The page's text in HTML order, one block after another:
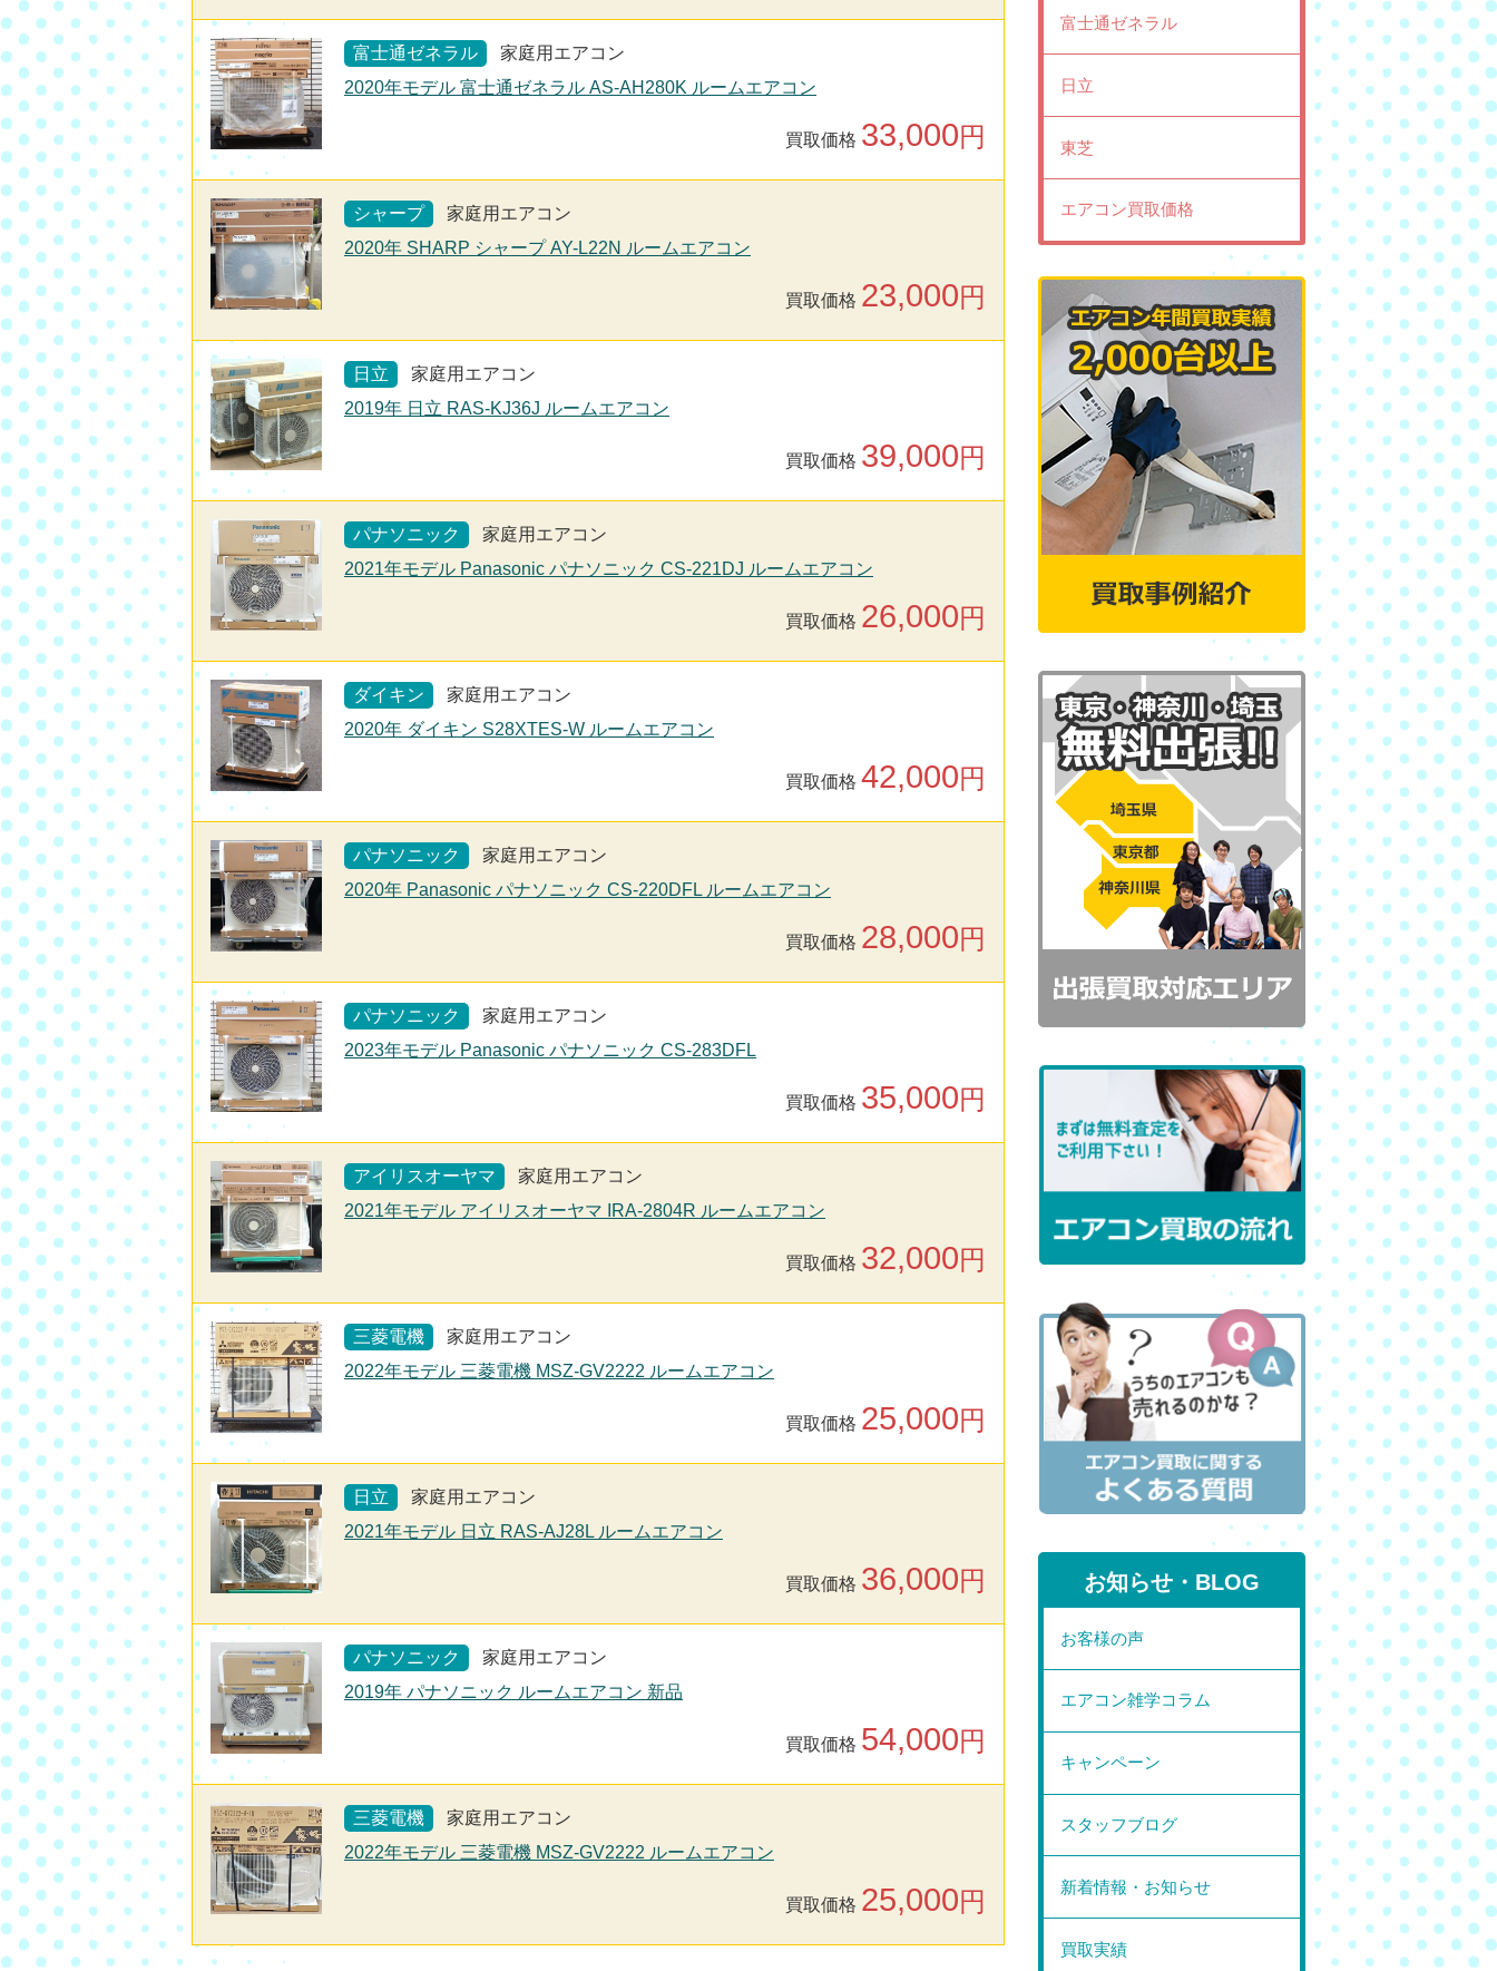
富士通ゼネラル
家庭用エアコン
2020年モデル 富士通ゼネラル AS-AH280K ルームエアコン
買取価格 33,000円
シャープ
家庭用エアコン
2020年 SHARP シャープ AY-L22N ルームエアコン
買取価格 23,000円
日立
家庭用エアコン
2019年 日立 RAS-KJ36J ルームエアコン
買取価格 39,000円
パナソニック
家庭用エアコン
2021年モデル Panasonic パナソニック CS-221DJ ルームエアコン
買取価格 26,000円
ダイキン
家庭用エアコン
2020年 ダイキン S28XTES-W ルームエアコン
買取価格 42,000円
パナソニック
家庭用エアコン
2020年 Panasonic パナソニック CS-220DFL ルームエアコン
買取価格 28,000円
パナソニック
家庭用エアコン
2023年モデル Panasonic パナソニック CS-283DFL
買取価格 35,000円
アイリスオーヤマ
家庭用エアコン
2021年モデル アイリスオーヤマ IRA-2804R ルームエアコン
買取価格 32,000円
三菱電機
家庭用エアコン
2022年モデル 三菱電機 MSZ-GV2222 ルームエアコン
買取価格 25,000円
日立
家庭用エアコン
2021年モデル 日立 RAS-AJ28L ルームエアコン
買取価格 36,000円
パナソニック
家庭用エアコン
2019年 パナソニック ルームエアコン 新品
買取価格 54,000円
三菱電機
家庭用エアコン
2022年モデル 三菱電機 MSZ-GV2222 ルームエアコン
買取価格 25,000円
富士通ゼネラル
日立
東芝
エアコン買取価格
お知らせ・BLOG
お客様の声
エアコン雑学コラム
キャンペーン
スタッフブログ
新着情報・お知らせ
買取実績